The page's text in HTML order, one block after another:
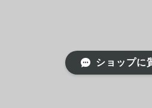
ショップに